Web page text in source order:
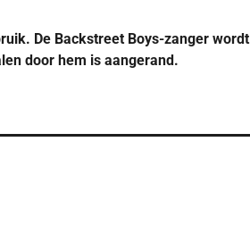
De Backstreet Boys-zanger wordt
door hem is aangerand.